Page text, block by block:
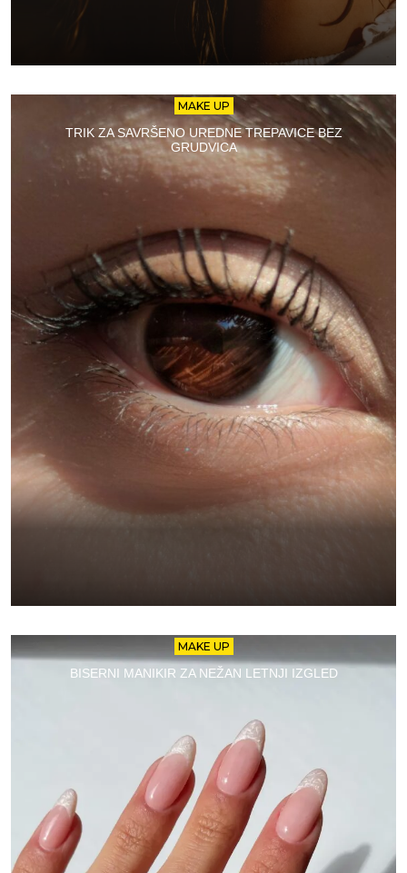
MAKE UP
TRIK ZA SAVRŠENO UREDNE TREPAVICE BEZ
GRUDVICA
MAKE UP
BISERNI MANIKIR ZA NEŽAN LETNJI IZGLED